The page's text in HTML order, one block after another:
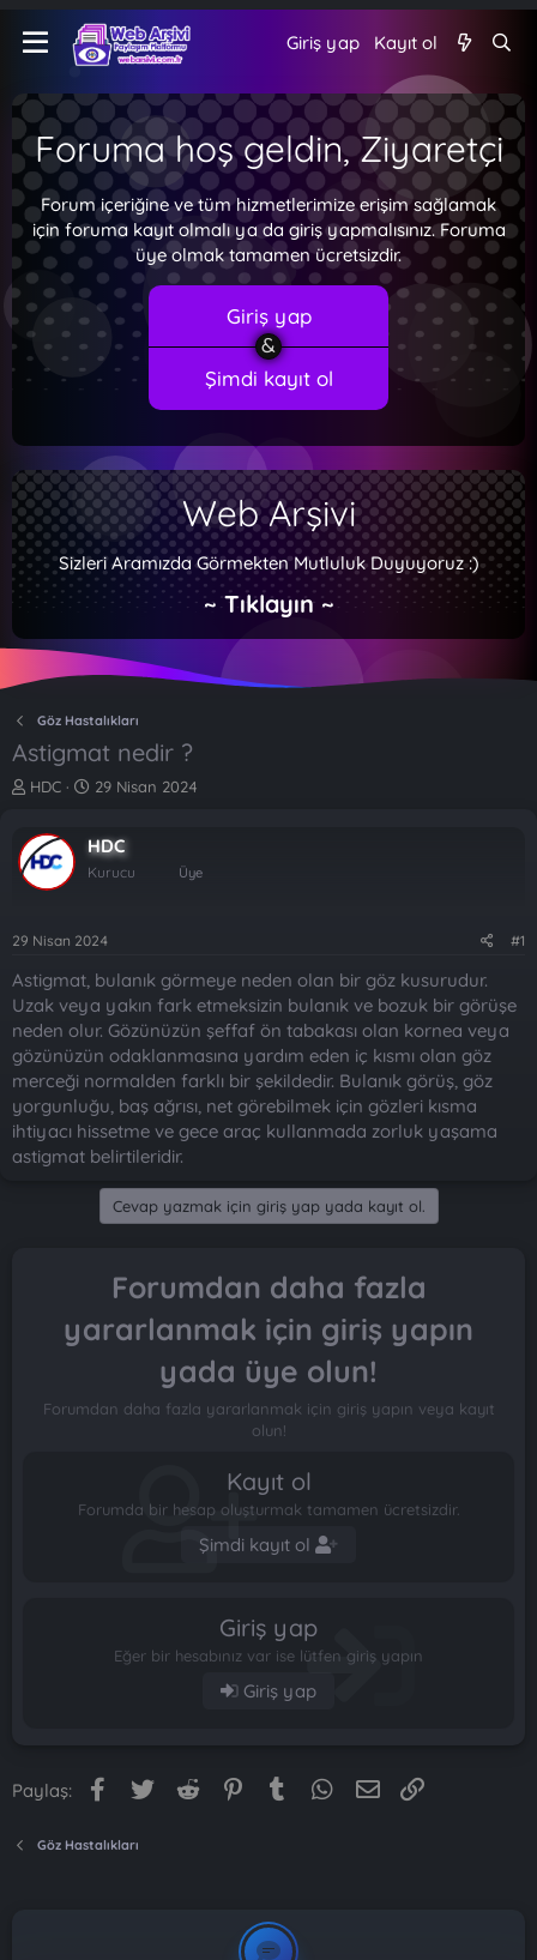
Giriş yap Kayıt ol
Foruma hoş geldin, Ziyaretçi
Forum içeriğine ve tüm hizmetlerimize erişim sağlamak
için foruma kayıt olmalı ya da giriş yapmalısınız. Foruma
üye olmak tamamen ücretsizdir.
Giriş yap
Şimdi kayıt ol
Web Arşivi
Sizleri Aramızda Görmekten Mutluluk Duyuyoruz :)
~ Tıklayın ~
Göz Hastalıkları
Astigmat nedir ?
K
b
u
y
b
ş
l
a
n
HDC
B
l
a
ı
t
a
h
i
29 Nisan 2024
HDC
Kurucu Üye
29 Nisan 2024 #1
Astigmat, bulanık görmeye neden olan bir göz kusurudur.
Uzak veya yakın fark etmeksizin bulanık ve bozuk bir görüşe
neden olur. Gözünüzün şeffaf ön tabakası olan kornea veya
gözünüzün odaklanmasına yardım eden iç kısmı olan göz
merceği normalden farklı bir şekildedir. Bulanık görüş, göz
yorgunluğu, baş ağrısı, net görebilmek için gözleri kısma
ihtiyacı hissetme ve gece araç kullanmada zorluk yaşama
astigmat belirtileridir.
Cevap yazmak için giriş yap yada kayıt ol.
Forumdan daha fazla
yararlanmak için giriş yapın
yada üye olun!
Forumdan daha fazla yararlanmak için giriş yapın veya kayıt
olun!
Kayıt ol
Forumda bir hesap oluşturmak tamamen ücretsizdir.
Şimdi kayıt ol
Giriş yap
Eğer bir hesabınız var ise lütfen giriş yapın
Giriş yap
Paylaş: Facebook
Twitter Reddit PinterestTumblr WhatsApp
E-posta
Göz Hastalıkları